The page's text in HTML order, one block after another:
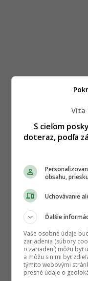
Víta
S cieľom
doteraz, podľa
obsahu,
Uchovávanie
Ďalšie
Vaše osobné údaje
zariadenia (súbory
o zariadení) môžu byť
a môžu s nimi byť
týmito webovými
presné údaje o